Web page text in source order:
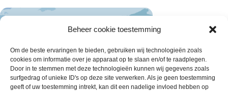
Beheer cookie toestemming
Om de beste ervaringen te bieden, gebruiken wij technologieën zoals
cookies om informatie over je apparaat op te slaan en/of te raadplegen.
Door in te stemmen met deze technologieën kunnen wij gegevens zoals
surfgedrag of unieke ID's op deze site verwerken. Als je geen toestemming
geeft of uw toestemming intrekt, kan dit een nadelige invloed hebben op